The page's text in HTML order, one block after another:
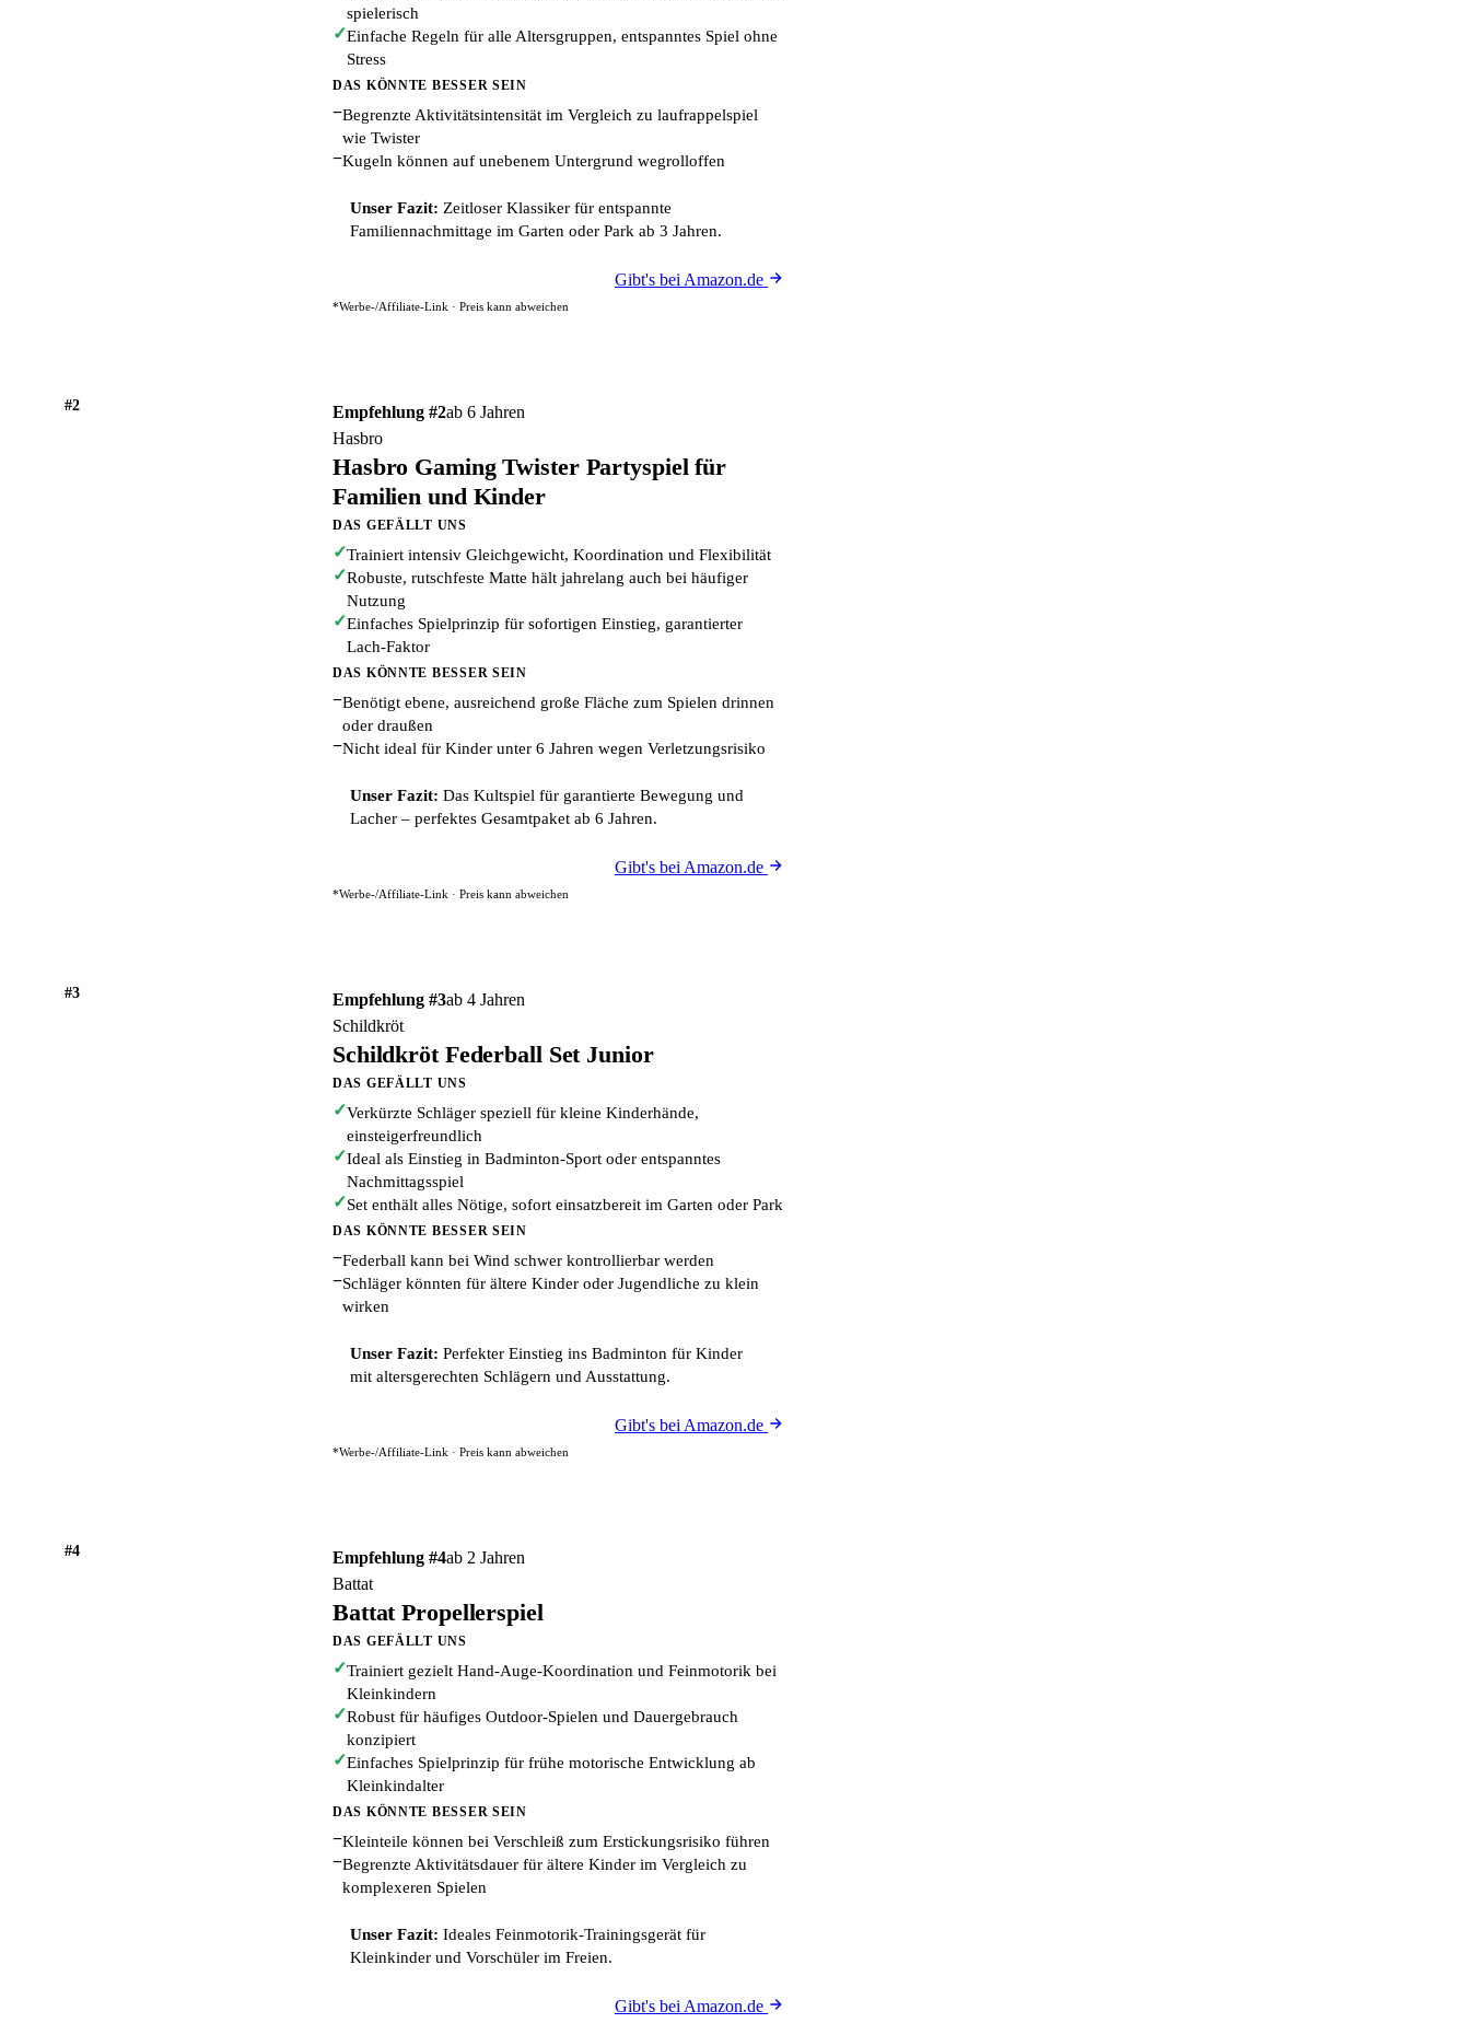
spielerisch
✓Einfache Regeln für alle Altersgruppen, entspanntes Spiel ohne
Stress
DAS KÖNNTE BESSER SEIN
−Begrenzte Aktivitätsintensität im Vergleich zu laufrappelspiel
wie Twister
−Kugeln können auf unebenem Untergrund wegrolloffen
Unser Fazit: Zeitloser Klassiker für entspannte
Familiennachmittage im Garten oder Park ab 3 Jahren.
Gibt's bei Amazon.de
*Werbe-/Affiliate-Link · Preis kann abweichen
#2 Empfehlung #2ab 6 Jahren
Hasbro
Hasbro Gaming Twister Partyspiel für
Familien und Kinder
DAS GEFÄLLT UNS
✓Trainiert intensiv Gleichgewicht, Koordination und Flexibilität
✓Robuste, rutschfeste Matte hält jahrelang auch bei häufiger
Nutzung
✓Einfaches Spielprinzip für sofortigen Einstieg, garantierter
Lach-Faktor
DAS KÖNNTE BESSER SEIN
−Benötigt ebene, ausreichend große Fläche zum Spielen drinnen
oder draußen
−Nicht ideal für Kinder unter 6 Jahren wegen Verletzungsrisiko
Unser Fazit: Das Kultspiel für garantierte Bewegung und
Lacher – perfektes Gesamtpaket ab 6 Jahren.
Gibt's bei Amazon.de
*Werbe-/Affiliate-Link · Preis kann abweichen
#3 Empfehlung #3ab 4 Jahren
Schildkröt
Schildkröt Federball Set Junior
DAS GEFÄLLT UNS
✓Verkürzte Schläger speziell für kleine Kinderhände,
einsteigerfreundlich
✓Ideal als Einstieg in Badminton-Sport oder entspanntes
Nachmittagsspiel
✓Set enthält alles Nötige, sofort einsatzbereit im Garten oder Park
DAS KÖNNTE BESSER SEIN
−Federball kann bei Wind schwer kontrollierbar werden
−Schläger könnten für ältere Kinder oder Jugendliche zu klein
wirken
Unser Fazit: Perfekter Einstieg ins Badminton für Kinder
mit altersgerechten Schlägern und Ausstattung.
Gibt's bei Amazon.de
*Werbe-/Affiliate-Link · Preis kann abweichen
#4 Empfehlung #4ab 2 Jahren
Battat
Battat Propellerspiel
DAS GEFÄLLT UNS
✓Trainiert gezielt Hand-Auge-Koordination und Feinmotorik bei
Kleinkindern
✓Robust für häufiges Outdoor-Spielen und Dauergebrauch
konzipiert
✓Einfaches Spielprinzip für frühe motorische Entwicklung ab
Kleinkindalter
DAS KÖNNTE BESSER SEIN
−Kleinteile können bei Verschleiß zum Erstickungsrisiko führen
−Begrenzte Aktivitätsdauer für ältere Kinder im Vergleich zu
komplexeren Spielen
Unser Fazit: Ideales Feinmotorik-Trainingsgerät für
Kleinkinder und Vorschüler im Freien.
Gibt's bei Amazon.de